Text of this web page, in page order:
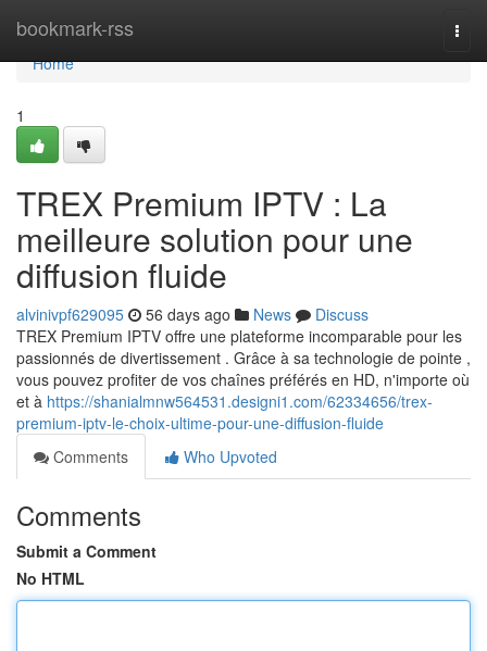
bookmark-rss
Home
Home
1
TREX Premium IPTV : La
meilleure solution pour une
diffusion fluide
alvinivpf629095 56 days ago News
Discuss
TREX Premium IPTV offre une plateforme incomparable pour les
passionnés de divertissement . Grâce à sa technologie de pointe ,
vous pouvez profiter de vos chaînes préférés en HD, n'importe où
et à https://shanialmnw564531.designi1.com/62334656/trex-
premium-iptv-le-choix-ultime-pour-une-diffusion-fluide
Comments
Who Upvoted
Comments
Submit a Comment
No HTML